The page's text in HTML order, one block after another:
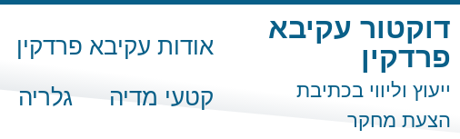
דוקטור עקיבא
פרדקין
ייעוץ וליווי בכתיבת
הצעת מחקר
אודות עקיבא פרדקין
קטעי מדיה
גלריה